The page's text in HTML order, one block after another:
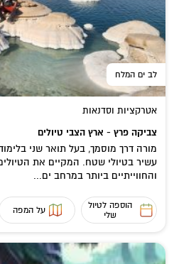
לב ים המלח
אטרקציות וסדנאות
צביקה פרץ - ארץ הצבי טיולים
מורה דרך מוסמך, בעל תואר שני
עשיר בטיולי שטח. המקיים את
והחווייתיים ביותר במרחב ים...
הוספה לטיול
שלי
על המפה